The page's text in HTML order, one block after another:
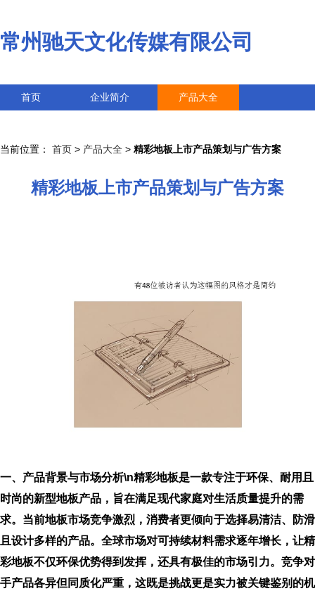
常州驰天文化传媒有限公司
首页 企业简介 产品大全
当前位置： 首页 > 产品大全 > 精彩地板上市产品策划与广告方案
精彩地板上市产品策划与广告方案
一、产品背景与市场分析\n精彩地板是一款专注于环保、耐用且
时尚的新型地板产品，旨在满足现代家庭对生活质量提升的需
求。当前地板市场竞争激烈，消费者更倾向于选择易清洁、防滑
且设计多样的产品。全球市场对可持续材料需求逐年增长，让精
彩地板不仅环保优势得到发挥，还具有极佳的市场引力。竞争对
手产品各异但同质化严重，这既是挑战更是实力被关键鉴别的机